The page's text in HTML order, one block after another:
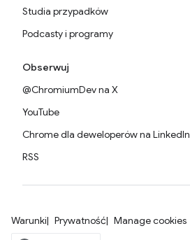
Studia przypadków
Podcasty i programy
Obserwuj
@ChromiumDev na X
YouTube
Chrome dla deweloperów na LinkedIn
RSS
Warunki Prywatność Manage cookies